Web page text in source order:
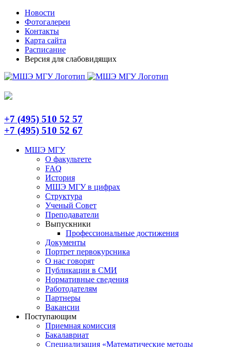
Skip
content
TelegramНовости
Фотогалереи
Контакты
Карта сайта
Расписание
Версия для слабовидящих
+7 (495) 510 52 57
+7 (495) 510 52 67
МШЭ МГУ
О факультете
FAQ
История
МШЭ МГУ в цифрах
Структура
Ученый Совет
Преподаватели
Выпускники
Профессиональные достижения
Документы
Портрет первокурсника
О нас говорят
Публикации в СМИ
Нормативные сведения
Работодателям
Партнеры
Вакансии
Поступающим
Приемная комиссия
Бакалавриат
Специализация «Математические методы